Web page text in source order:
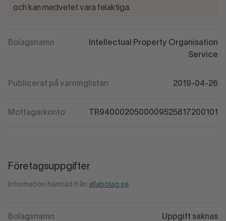
och kan medvetet vara felaktiga.
Bolagsnamn
Intellectual Property Organisation
Service
Publicerat på varninglistan 2019-04-26
Mottagarkonto TR9400020500009525817200101
Företagsuppgifter
Information hämtad från allabolag.se
Bolagsnamn Uppgift saknas